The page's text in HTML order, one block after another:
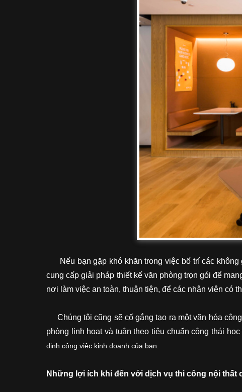
Nếu bạn gặp khó khăn trong việc bố trí các không
cung cấp giải pháp thiết kế văn phòng trọn gói để
nơi làm việc an toàn, thuận tiện, để các nhân viên có
Chúng tôi cũng sẽ cố gắng tạo ra một văn hóa
phòng linh hoạt và tuân theo tiêu chuẩn công thái học
định công việc kinh doanh của bạn.
Những lợi ích khi đến với dịch vụ thi công nội thất